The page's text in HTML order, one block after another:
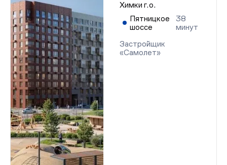
Химки г.о.
Пятницкое
шоссе
38
минут
Застройщик
«Самолет»